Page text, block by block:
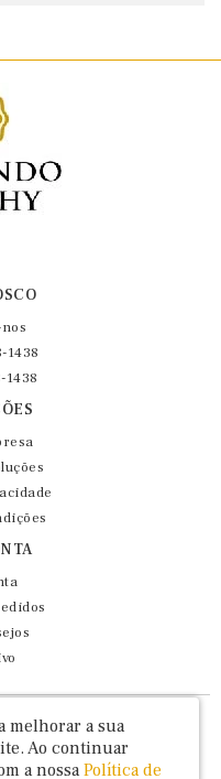
1438
1438
60.458.825/0001-86
Paulo / SP - CEP 03016-030
melhorar a sua
Ao continuar
a nossa Política de